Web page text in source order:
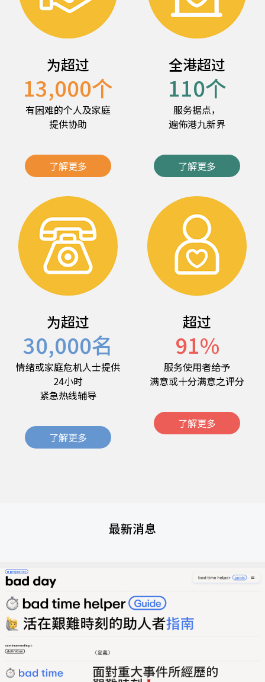
为超过
13,000个
有困难的个人及家庭
提供协助
了解更多
全港超过
110个
服务据点，
遍佈港九新界
了解更多
为超过
30,000名
情绪或家庭危机人士提供
24小时
紧急热线辅导
了解更多
超过
91%
服务使用者给予
满意或十分满意之评分
了解更多
最新消息